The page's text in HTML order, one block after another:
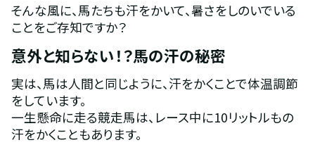
そんな風に、馬たちも汗をかいて、暑さをしのいでいる
ことをご存知ですか？
意外と知らない！？馬の汗の秘密
実は、馬は人間と同じように、汗をかくことで体温調節
をしています。
一生懸命に走る競走馬は、レース中に10リットルもの
汗をかくこともあります。